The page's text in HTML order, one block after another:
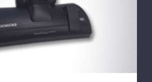
Πέλματα & Βουρτσάκια